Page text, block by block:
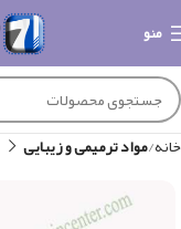
منو
خانه مواد ترمیمی و زیبایی